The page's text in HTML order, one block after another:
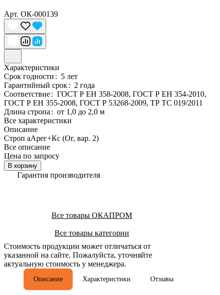
Арт. ОК-000139
Характеристики
Срок годности: 5 лет
Гарантийный срок: 2 года
Соответствие: ГОСТ Р ЕН 358-2008, ГОСТ Р ЕН 354-2010,
ГОСТ Р ЕН 355-2008, ГОСТ Р 53268-2009, ТР ТС 019/2011
Длина стропа: от 1,0 до 2,0 м
Все характеристики
Описание
Строп аАрег+Кс (Ог, вар. 2)
Все описание
Цена по запросу
В корзину
Гарантия производителя
Все товары ОКАПРОМ
Все товары категории
Стоимость продукции может отличаться от
указанной на сайте. Пожалуйста, уточняйте
актуальную стоимость у менеджера.
Описание Характеристики Отзывы